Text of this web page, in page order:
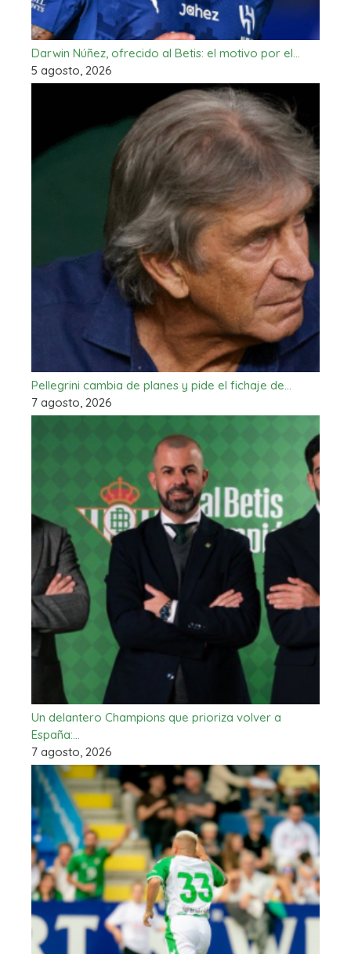
Darwin Núñez, ofrecido al Betis: el motivo por el…
5 agosto, 2026
Pellegrini cambia de planes y pide el fichaje de…
7 agosto, 2026
Un delantero Champions que prioriza volver a
España:…
7 agosto, 2026